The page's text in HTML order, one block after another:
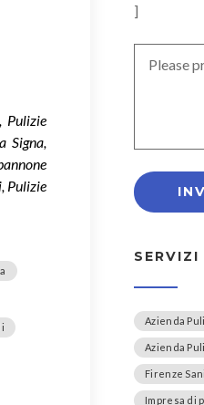
Pulizie
Signa,
Pulizie
]
Please
SERVIZI
Azienda
Azienda
Firenze
Impresa di